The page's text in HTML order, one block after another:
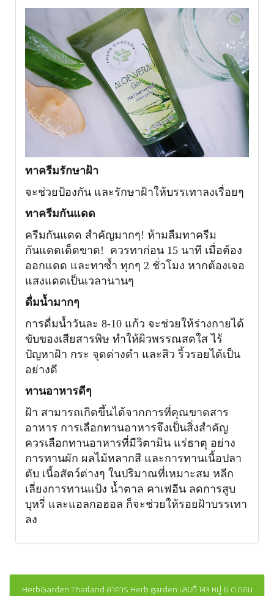
ทาครีมรักษาฝ้า
จะช่วยป้องกัน และรักษาฝ้าให้บรรเทาลงเรื่อยๆ
ทาครีมกันแดด
ครีมกันแดด สำคัญมากๆ! ห้ามลืมทาครีม
กันแดดเด็ดขาด! ควรทาก่อน 15 นาที เมื่อต้อง
ออกแดด และทาซ้ำ ทุกๆ 2 ชั่วโมง หากต้องเจอ
แสงแดดเป็นเวลานานๆ
ดื่มน้ำมากๆ
การดื่มน้ำวันละ 8-10 แก้ว จะช่วยให้ร่างกายได้
ขับของเสียสารพิษ ทำให้ผิวพรรณสดใส ไร้
ปัญหาฝ้า กระ จุดด่างดำ และสิว ริ้วรอยได้เป็น
อย่างดี
ทานอาหารดีๆ
ฝ้า สามารถเกิดขึ้นได้จากการที่คุณขาดสาร
อาหาร การเลือกทานอาหารจึงเป็นสิ่งสำคัญ
ควรเลือกทานอาหารที่มีวิตามิน แร่ธาตุ อย่าง
การทานผัก ผลไม้หลากสี และการทานเนื้อปลา
ตับ เนื้อสัตว์ต่างๆ ในปริมาณที่เหมาะสม หลีก
เลี่ยงการทานแป้ง น้ำตาล คาเฟอีน ลดการสูบ
บุหรี่ และแอลกอฮอล ก็จะช่วยให้รอยฝ้าบรรเทา
ลง
HerbGarden Thailand อาคาร Herb garden เลขที่ 143 หมู่ 6 ต.ดอน